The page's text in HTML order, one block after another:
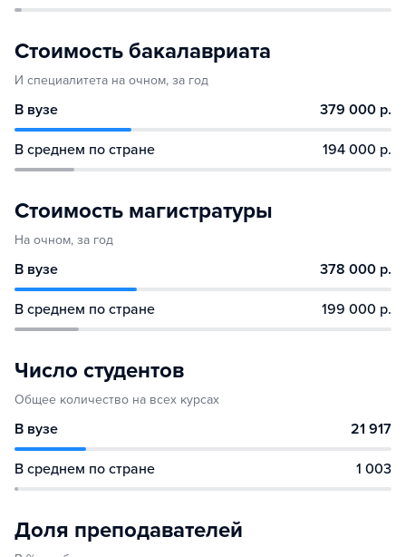
Стоимость бакалавриата
И специалитета на очном, за год
В вузе 379 000 р.
В среднем по стране 194 000 р.
Стоимость магистратуры
На очном, за год
В вузе 378 000 р.
В среднем по стране 199 000 р.
Число студентов
Общее количество на всех курсах
В вузе 21 917
В среднем по стране 1 003
Доля преподавателей